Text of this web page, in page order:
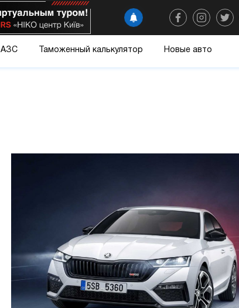
АЗС Таможенный калькулятор Новые авто